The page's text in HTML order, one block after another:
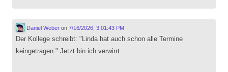
Daniel Weberon 7/16/2026, 3:01:43 PM
Der Kollege schreibt: "Linda hat auch schon alle Termine
keingetragen." Jetzt bin ich verwirrt.